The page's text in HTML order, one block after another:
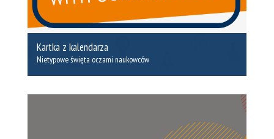
Kartka z kalendarza
Nietypowe święta oczami naukowców